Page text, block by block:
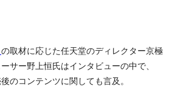
の取材に応じた任天堂のディレクター京極
サー野上恒氏はインタビューの中で、
のコンテンツに関しても言及。